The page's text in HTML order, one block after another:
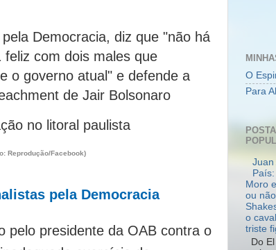
Democracia, diz que "não há
com dois males que
o governo atual" e defende a
de Jair Bolsonaro
Reprodução/Facebook)
pela Democracia
pelo presidente da OAB contra o
O
Para
Juan
Moro
ou
o
triste
Do